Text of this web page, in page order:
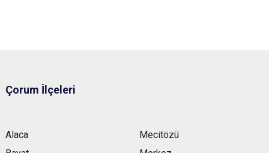
Çorum İlçeleri
Alaca
Mecitözü